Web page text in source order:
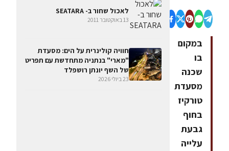
במקום
בו
שכנה
מסעדת
טורקיז
בחוף
גבעת
עלייה
לאכול שחור ב- SEATARA
13 באוקטובר 2011
חוויה קולינרית על הים: מסעדת
"מארי" בנתניה מתחדשת עם תפריט
של השף יונתן רושפלד
23 ביולי 2026